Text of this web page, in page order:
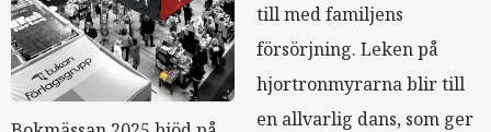
till med familjens
försörjning. Leken på
hjortronmyrarna blir till
en allvarlig dans, som ger